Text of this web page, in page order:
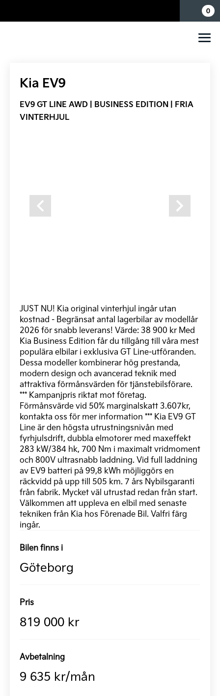
0
Kia EV9
EV9 GT LINE AWD | BUSINESS EDITION | FRIA
VINTERHJUL
Previous Next
JUST NU! Kia original vinterhjul ingår utan
kostnad - Begränsat antal lagerbilar av modellår
2026 för snabb leverans! Värde: 38 900 kr Med
Kia Business Edition får du tillgång till våra mest
populära elbilar i exklusiva GT Line-utföranden.
Dessa modeller kombinerar hög prestanda,
modern design och avancerad teknik med
attraktiva förmånsvärden för tjänstebilsförare.
*** Kampanjpris riktat mot företag.
Förmånsvärde vid 50% marginalskatt 3.607kr,
kontakta oss för mer information *** Kia EV9 GT
Line är den högsta utrustningsnivån med
fyrhjulsdrift, dubbla elmotorer med maxeffekt
283 kW/384 hk, 700 Nm i maximalt vridmoment
och 800V ultrasnabb laddning. Vid full laddning
av EV9 batteri på 99,8 kWh möjliggörs en
räckvidd på upp till 505 km. 7 års Nybilsgaranti
från fabrik. Mycket väl utrustad redan från start.
Välkommen att uppleva en elbil med senaste
tekniken från Kia hos Förenade Bil. Valfri färg
ingår.
Bilen finns i
Göteborg
Pris
819 000 kr
Avbetalning
9 635 kr/mån